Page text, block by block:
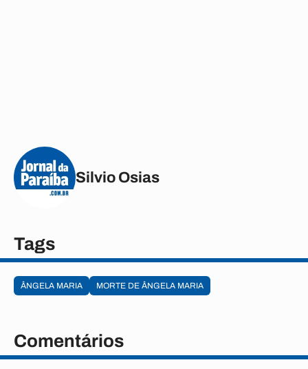
Silvio Osias
Tags
ÂNGELA MARIA MORTE DE ÂNGELA MARIA
Comentários